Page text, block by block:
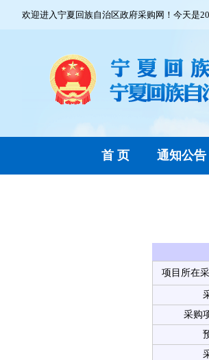
欢迎进入宁夏回族自治区政府采购网！今天是
首 页 通知公告
项目所在
采购